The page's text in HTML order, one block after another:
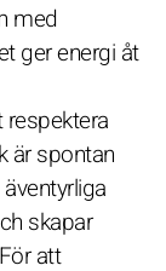
med
ger energi åt
är spontan
skapar
att